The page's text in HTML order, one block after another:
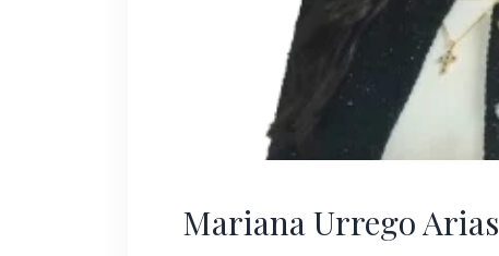
Mariana Urrego Arias